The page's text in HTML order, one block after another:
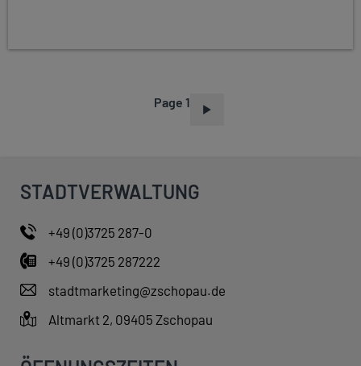
Page 1
STADTVERWALTUNG
+49 (0)3725 287-0
+49 (0)3725 287222
stadtmarketing@zschopau.de
Altmarkt 2, 09405 Zschopau